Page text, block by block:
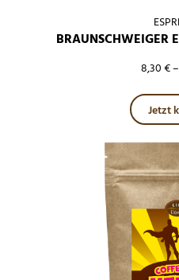
BRAUNSCHWEIGER
8,30€–
Jetzt